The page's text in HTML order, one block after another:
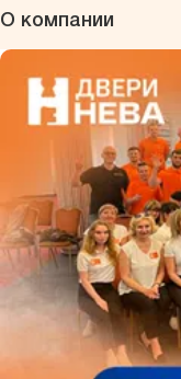
О компании